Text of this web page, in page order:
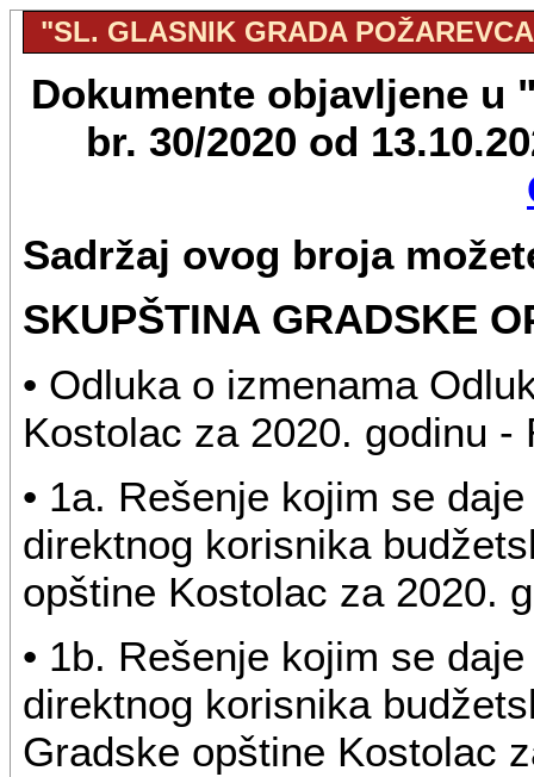
"SL. GLASNIK GRADA
Dokumente objavljene u
br. 30/2020 od
Sadržaj ovog broja
SKUPŠTINA GRADSKE
• Odluka o izmenama
Kostolac za 2020. godinu -
• 1a. Rešenje kojim se
direktnog korisnika
opštine Kostolac za 2020.
• 1b. Rešenje kojim se
direktnog korisnika
Gradske opštine Kostolac